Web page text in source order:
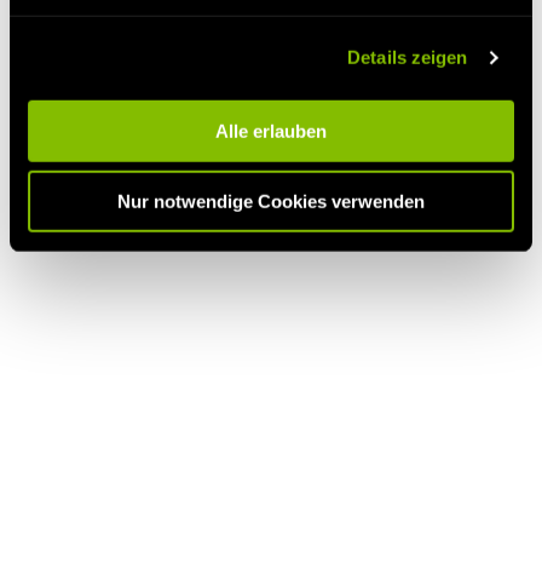
Details zeigen
Alle erlauben
Nur notwendige Cookies verwenden